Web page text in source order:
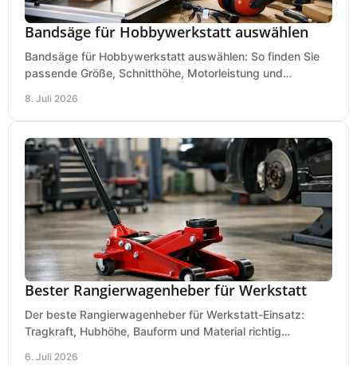
Bandsäge für Hobbywerkstatt auswählen
Bandsäge für Hobbywerkstatt auswählen: So finden Sie
passende Größe, Schnitthöhe, Motorleistung und
8. Juli 2026
Bester Rangierwagenheber für Werkstatt
Der beste Rangierwagenheber für Werkstatt-Einsatz:
Tragkraft, Hubhöhe, Bauform und Material richtig
6. Juli 2026